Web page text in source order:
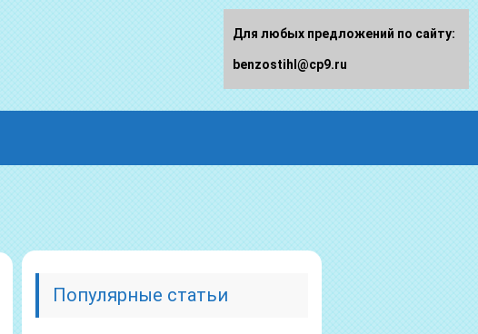
Популярные статьи
Для любых предложений по сайту:
benzostihl@cp9.ru